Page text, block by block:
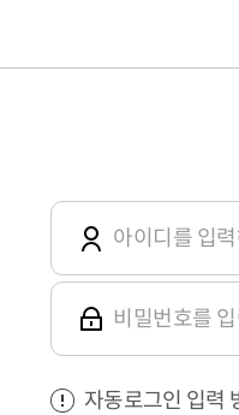
자동로그인 입력